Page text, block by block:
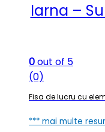
Iarna –
0out of 5
(0)
Fisa de lucru cu
*** mai multe